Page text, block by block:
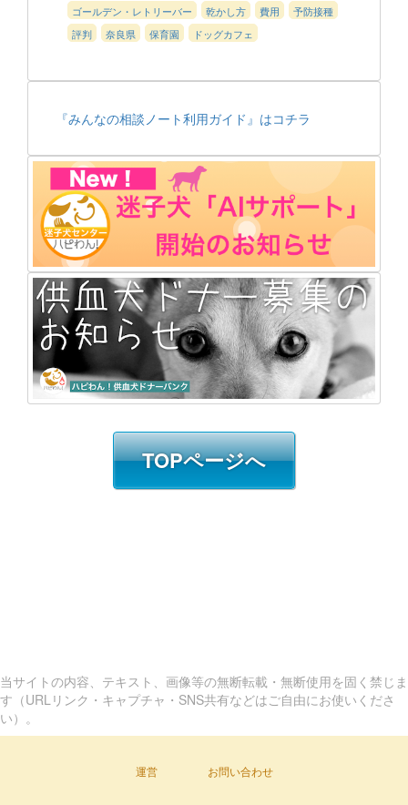
ゴールデン・レトリーバー
乾かし方 費用
予防接種
評判
奈良県 保育園 ドッグカフェ
『みんなの相談ノート利用ガイド』はコチラ
TOPページへ
当サイトの内容、テキスト、画像等の無断転載・無断使用を固く禁じま
す（URLリンク・キャプチャ・SNS共有などはご自由にお使いくださ
い）。
運営 お問い合わせ